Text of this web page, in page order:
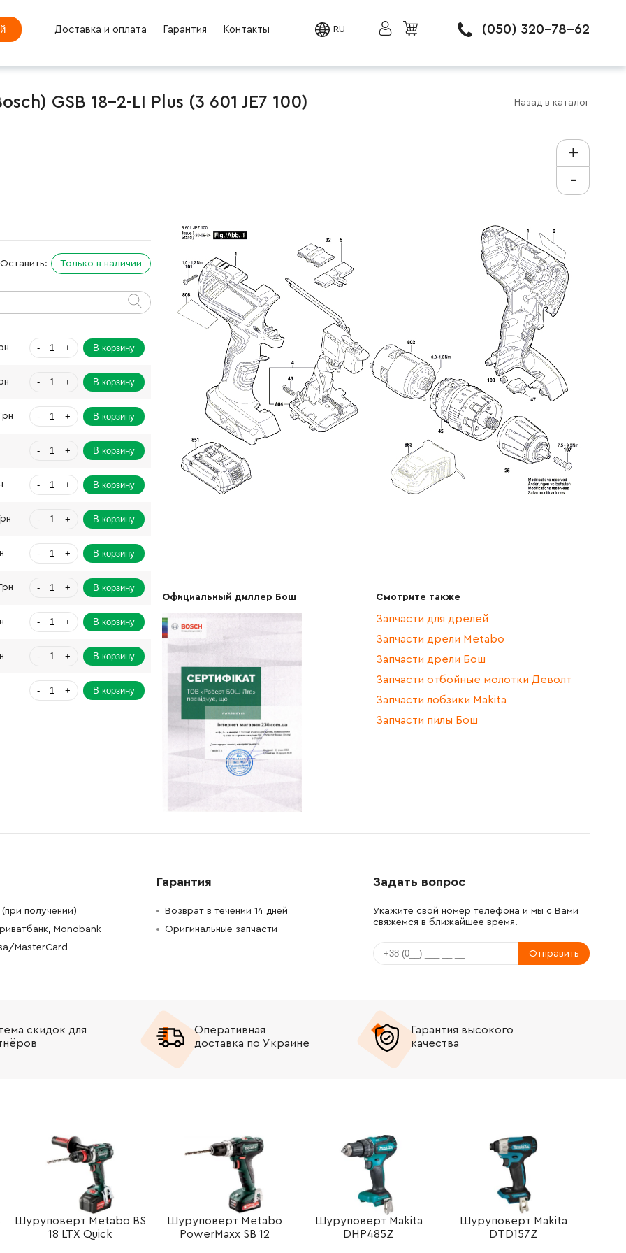
Доставка и оплата Гарантия Контакты RU (050) 320-78-62
GSB 18-2-LI Plus (3 601 JE7 100) Назад в каталог
Оставить: Только в наличии
- + В корзину
- + В корзину
- + В корзину
- + В корзину
- + В корзину
- + В корзину
- + В корзину
- + В корзину
- + В корзину
- + В корзину
- + В корзину
- +
+
-
Официальный диллер Бош Смотрите также
Запчасти для дрелей
Запчасти дрели Metabo
Запчасти дрели Бош
Запчасти отбойные молотки Деволт
Запчасти лобзики Makita
Запчасти пилы Бош
получении)
Monobank
MasterCard
Гарантия
Возврат в течении 14 дней
Оригинальные запчасти
Задать вопрос
Укажите свой номер телефона и мы с Вами
свяжемся в ближайшее время.
Отправить
скидок для
Оперативная
доставка по Украине
Гарантия высокого
качества
Шуруповерт Metabo BS
18 LTX Quick
Шуруповерт Metabo
PowerMaxx SB 12
Шуруповерт Makita
DHP485Z
Шуруповерт Makita
DTD157Z